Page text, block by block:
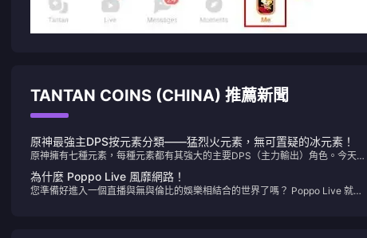
TANTAN COINS (CHINA) 推薦新聞
原神最強主DPS按元素分類——猛烈火元素，無可置疑的冰元素！
原神擁有七種元素，每種元素都有其強大的主要DPS（主力輸出）角色。今天，
我們將來看看每個元素中誰是最強的佼佼者。
為什麼 Poppo Live 風靡網路！
您準備好進入一個直播與無與倫比的娛樂相結合的世界了嗎？ Poppo Live 就是